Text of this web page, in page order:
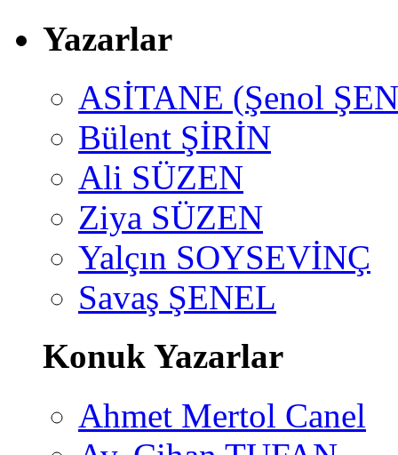
Yazarlar
ASİTANE (Şenol
Bülent ŞİRİN
Ali SÜZEN
Ziya SÜZEN
Yalçın SOYSEVİNÇ
Savaş ŞENEL
Konuk Yazarlar
Ahmet Mertol Canel